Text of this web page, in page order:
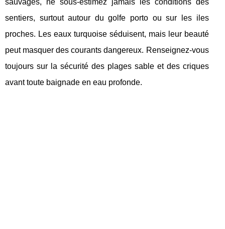
sauvages, ne sous-estimez jamais les conditions des
sentiers, surtout autour du golfe porto ou sur les iles
proches. Les eaux turquoise séduisent, mais leur beauté
peut masquer des courants dangereux. Renseignez-vous
toujours sur la sécurité des plages sable et des criques
avant toute baignade en eau profonde.